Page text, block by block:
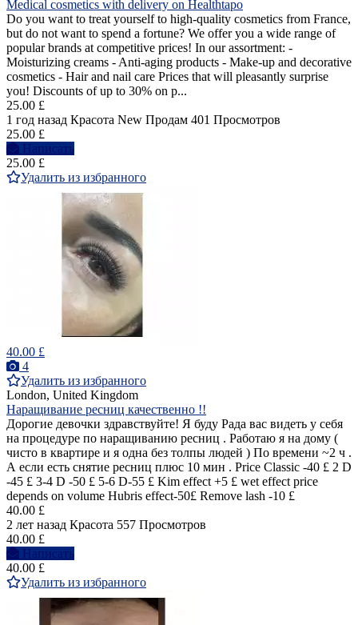
Medical cosmetics with delivery on Healthtapo
Do you want to treat yourself to high-quality cosmetics from France,
but do not want to spend a fortune? We offer you a wide range of
popular brands at competitive prices! In our assortment: -
Moisturizing creams - Anti-aging products - Make-up and decorative
cosmetics - Hair and nail care Prices that will pleasantly surprise
you! Discounts of up to 30% on p...
25.00 £
1 год назад Красота New Продам 401 Просмотров
25.00 £
Написать
25.00 £
Удалить из избранного
40.00 £
4
Удалить из избранного
London, United Kingdom
Наращивание ресниц качественно !!
Дорогие девочки здравствуйте! Я буду Рада вас видеть у себя
на процедуре по наращиванию ресниц . Работаю я на дому (
чисто в квартире и я одна без толпы людей ) По времени ~2 ч .
А если есть снятие ресниц плюс 10 мин . Price Classic -40 £ 2 D
-45 £ 3-4 D -50 £ 5-6 D-55 £ Kim effect +5 £ wet effect price
depends on volume Hubris effect-50£ Remove lash -10 £
40.00 £
2 лет назад Красота 557 Просмотров
40.00 £
Написать
40.00 £
Удалить из избранного